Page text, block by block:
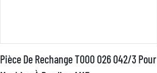
Pièce De Rechange T000 026 042/3 Pour